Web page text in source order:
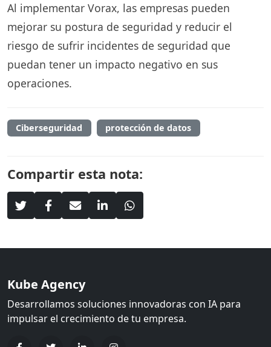
Al implementar Vorax, las empresas pueden
mejorar su postura de seguridad y reducir el
riesgo de sufrir incidentes de seguridad que
puedan tener un impacto negativo en sus
operaciones.
Ciberseguridad protección de datos
Compartir esta nota:
Kube Agency
Desarrollamos soluciones innovadoras con IA para
impulsar el crecimiento de tu empresa.